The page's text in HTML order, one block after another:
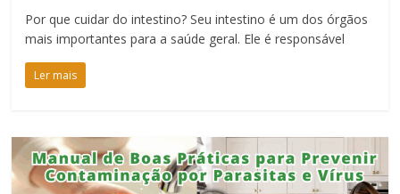
Por que cuidar do intestino? Seu intestino é um dos órgãos
mais importantes para a saúde geral. Ele é responsável
Ler mais